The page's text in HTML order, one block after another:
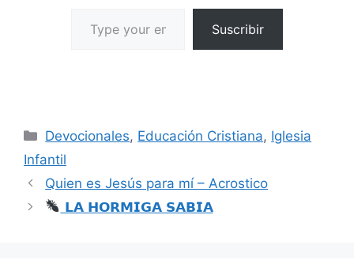
Suscribir
Devocionales, Educación Cristiana, Iglesia
Infantil
Quien es Jesús para mí – Acrostico
𝗟𝗔 𝗛𝗢𝗥𝗠𝗜𝗚𝗔 𝗦𝗔𝗕𝗜𝗔